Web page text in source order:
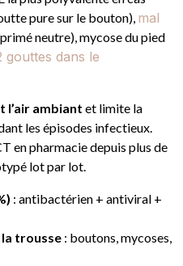
pure sur le bouton), mal
neutre), mycose du pied
gouttes dans le
l’air ambiant et limite la
les épisodes infectieux.
en pharmacie depuis plus de
lot par lot.
: antibactérien + antiviral +
la trousse : boutons, mycoses,